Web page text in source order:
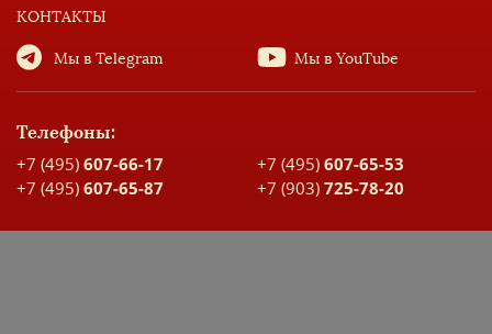
КОНТАКТЫ
Мы в Telegram Мы в YouTube
Телефоны:
+7 (495) 607-66-17 +7 (495) 607-65-53
+7 (495) 607-65-87 +7 (903) 725-78-20